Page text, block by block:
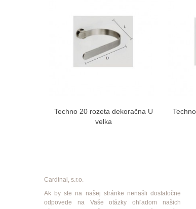
Zobraziť viac
Techno 20 rozeta dekoračna U
velka
Cardinal, s.r.o.
Ak by ste na našej stránke nenašli dostatočne
odpovede na Vaše otázky ohľadom našich